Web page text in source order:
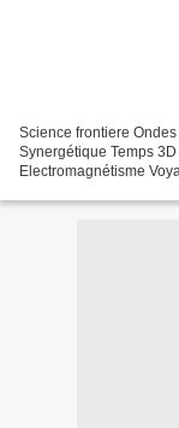
Science frontiere
Synergétique Temps
Electromagnétisme